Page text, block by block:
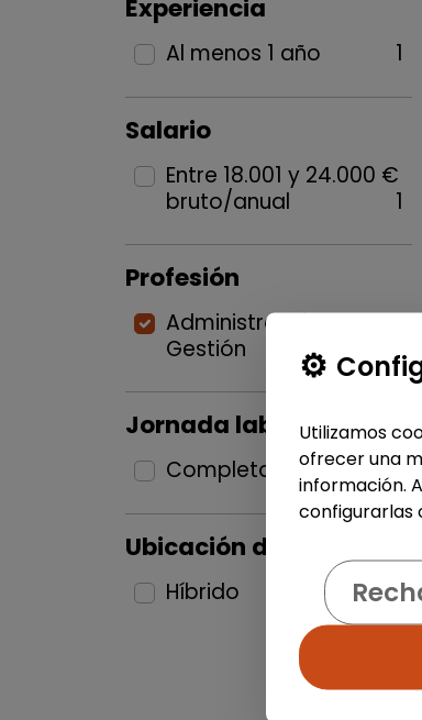
Experiencia
Al menos 1 año 1
Salario
Entre 18.001 y 24.000 €
bruto/anual
1
Profesión
Administración y
Gestión
1
Jornada laboral
Completa 1
Ubicación del puesto
Híbrido 1
Utilizamos
ofrecer una
información.
configurarlas